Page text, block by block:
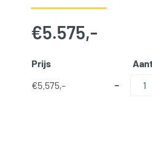
€5.575,-
Prijs
€5.575,- −
Topvision